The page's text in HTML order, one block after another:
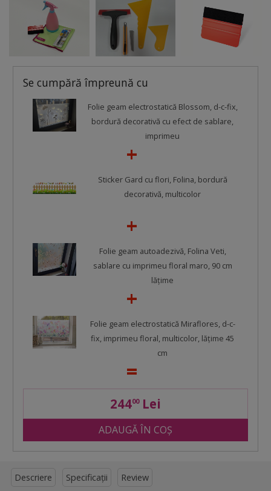
Se cumpără împreună cu
Folie geam electrostatică Blossom, d-c-fix,
bordură decorativă cu efect de sablare,
imprimeu
Sticker Gard cu flori, Folina, bordură
decorativă, multicolor
Folie geam autoadezivă, Folina Veti,
sablare cu imprimeu floral maro, 90 cm
lăţime
Folie geam electrostatică Miraflores, d-c-
fix, imprimeu floral, multicolor, lățime 45
cm
24400Lei
ADAUGĂ ÎN COȘ
Descriere Specificații Review